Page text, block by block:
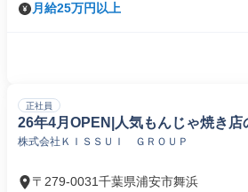
月給25万円以上
正社員
26年4月OPEN|人気もんじゃ焼き店
株式会社ＫＩＳＳＵＩ ＧＲＯＵＰ
〒279-0031千葉県浦安市舞浜